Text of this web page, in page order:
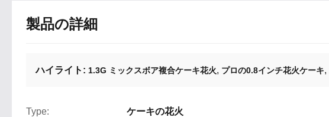
製品の詳細
ハイライト: 1.3G ミックスボア複合ケーキ花火, プロの0.8インチ花火ケーキ,
Type: ケーキの花火